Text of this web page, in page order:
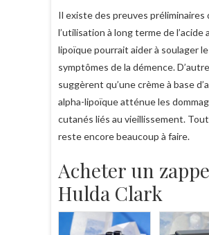
Il existe des preuves préliminaires
l’utilisation à long terme de l’acide
lipoïque pourrait aider à soulager
symptômes de la démence.
suggèrent qu’une crème à base
alpha-lipoïque atténue les
cutanés liés au vieillissement.
reste encore beaucoup à faire.
Acheter un
Hulda Clark